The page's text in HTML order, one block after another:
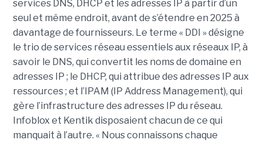
services DNS, DHCP et les adresses IP à partir d’un
seul et même endroit, avant de s’étendre en 2025 à
davantage de fournisseurs. Le terme « DDI » désigne
le trio de services réseau essentiels aux réseaux IP, à
savoir le DNS, qui convertit les noms de domaine en
adresses IP ; le DHCP, qui attribue des adresses IP aux
ressources ; et l’IPAM (IP Address Management), qui
gère l’infrastructure des adresses IP du réseau.
Infoblox et Kentik disposaient chacun de ce qui
manquait à l’autre. « Nous connaissons chaque